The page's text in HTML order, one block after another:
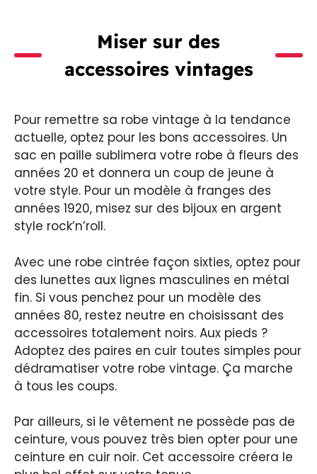
Miser sur des
accessoires vintages
Pour remettre sa robe vintage à la tendance
actuelle, optez pour les bons accessoires. Un
sac en paille sublimera votre robe à fleurs des
années 20 et donnera un coup de jeune à
votre style. Pour un modèle à franges des
années 1920, misez sur des bijoux en argent
style rock’n’roll.
Avec une robe cintrée façon sixties, optez pour
des lunettes aux lignes masculines en métal
fin. Si vous penchez pour un modèle des
années 80, restez neutre en choisissant des
accessoires totalement noirs. Aux pieds ?
Adoptez des paires en cuir toutes simples pour
dédramatiser votre robe vintage. Ça marche
à tous les coups.
Par ailleurs, si le vêtement ne possède pas de
ceinture, vous pouvez très bien opter pour une
ceinture en cuir noir. Cet accessoire créera le